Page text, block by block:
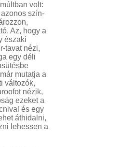
volt:
szín-
Az, hogy a
északi
tavat nézi,
egy déli
mutatja a
változók,
nézik,
ezeket a
és egy
áthidalni,
lehessen a